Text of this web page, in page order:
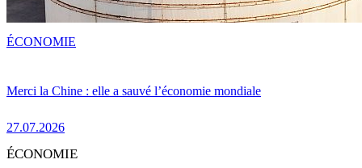
Merci la Chine : elle a sauvé l’économie mondiale
27.07.2026
ÉCONOMIE
ÉCONOMIE